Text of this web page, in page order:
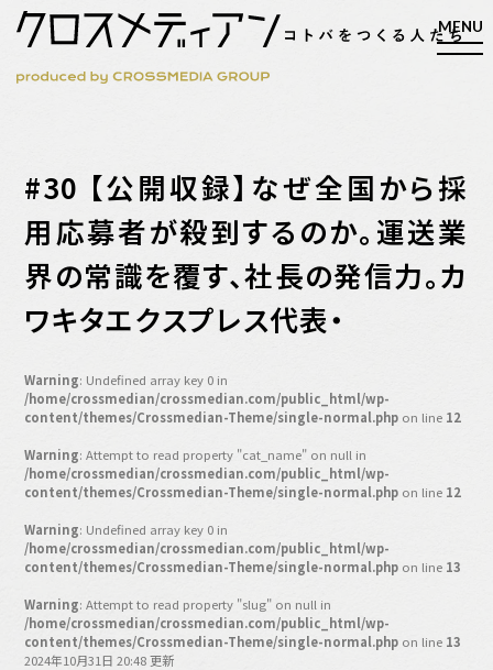
検索
マガジン
新刊ができるまで
EVENT
編集4.0
人間主義的経営
シンカケイコウホウ
バックオフィス
その他
業界ビジネス
CMGNOW!
#30 【公開収録】なぜ全国から採
用応募者が殺到するのか。運送業
界の常識を覆す、社長の発信力。カ
ワキタエクスプレス代表・
Warning: Undefined array key 0 in
/home/crossmedian/crossmedian.com/public_html/wp-
content/themes/Crossmedian-Theme/single-normal.php on line 12
Warning: Attempt to read property "cat_name" on null in
/home/crossmedian/crossmedian.com/public_html/wp-
content/themes/Crossmedian-Theme/single-normal.php on line 12
Warning: Undefined array key 0 in
/home/crossmedian/crossmedian.com/public_html/wp-
content/themes/Crossmedian-Theme/single-normal.php on line 13
Warning: Attempt to read property "slug" on null in
/home/crossmedian/crossmedian.com/public_html/wp-
content/themes/Crossmedian-Theme/single-normal.php on line 13
2024年10月31日 20:48 更新